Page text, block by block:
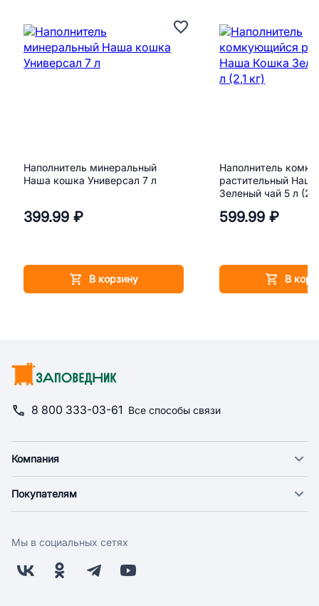
Наполнитель минеральный
Наша кошка Универсал 7 л
399.99 ₽
В корзину
Наполнитель
растительный
Зеленый чай 5 л (2,1
599.99 ₽
В
8 800 333-03-61 Все способы связи
Компания
Новости
Поставщикам
Заводчикам
Покупателям
Оплата
Бонусная программа
Мы в социальных сетях